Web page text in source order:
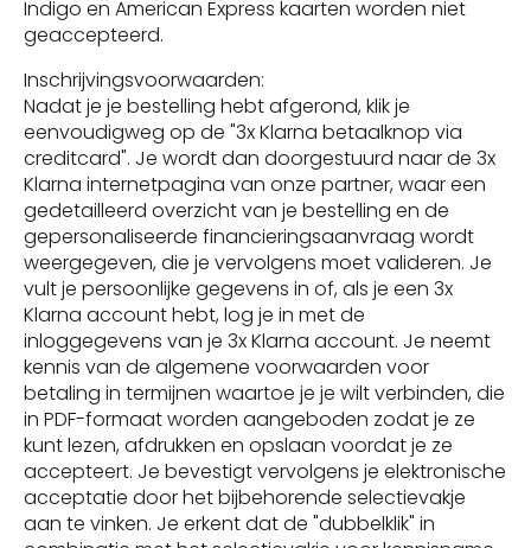
Indigo en American Express kaarten worden niet
geaccepteerd.
Inschrijvingsvoorwaarden:
Nadat je je bestelling hebt afgerond, klik je
eenvoudigweg op de "3x Klarna betaalknop via
creditcard". Je wordt dan doorgestuurd naar de 3x
Klarna internetpagina van onze partner, waar een
gedetailleerd overzicht van je bestelling en de
gepersonaliseerde financieringsaanvraag wordt
weergegeven, die je vervolgens moet valideren. Je
vult je persoonlijke gegevens in of, als je een 3x
Klarna account hebt, log je in met de
inloggegevens van je 3x Klarna account. Je neemt
kennis van de algemene voorwaarden voor
betaling in termijnen waartoe je je wilt verbinden, die
in PDF-formaat worden aangeboden zodat je ze
kunt lezen, afdrukken en opslaan voordat je ze
accepteert. Je bevestigt vervolgens je elektronische
acceptatie door het bijbehorende selectievakje
aan te vinken. Je erkent dat de "dubbelklik" in